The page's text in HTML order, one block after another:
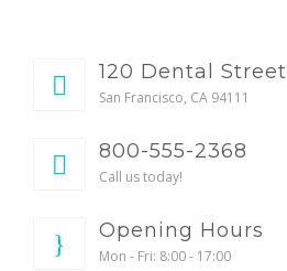
120 Dental Street
San Francisco, CA 94111
800-555-2368
Call us today!
Opening Hours
Mon - Fri: 8:00 - 17:00